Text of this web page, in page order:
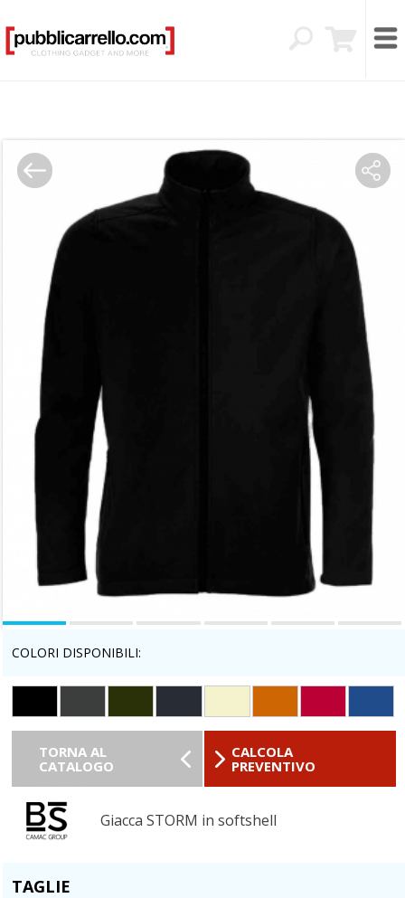
COLORI DISPONIBILI:
TORNA AL
CATALOGO
CALCOLA
PREVENTIVO
Giacca STORM in softshell
TAGLIE